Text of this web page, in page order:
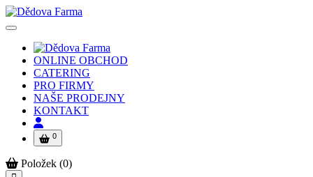
ONLINE OBCHOD
CATERING
PRO FIRMY
NAŠE PRODEJNY
KONTAKT
0
Položek (0)